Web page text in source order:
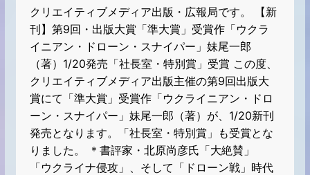
クリエイティブメディア出版・広報局です。 【新
刊】第9回・出版大賞「準大賞」受賞作「ウクラ
イニアン・ドローン・スナイパー」妹尾一郎
（著）1/20発売「社長室・特別賞」受賞 この度、
クリエイティブメディア出版主催の第9回出版大
賞にて「準大賞」受賞作「ウクライニアン・ドロ
ーン・スナイパー」妹尾一郎（著）が、1/20新刊
発売となります。「社長室・特別賞」も受賞とな
りました。 ＊書評家・北原尚彦氏「大絶賛」
「ウクライナ侵攻」、そして「ドローン戦」時代